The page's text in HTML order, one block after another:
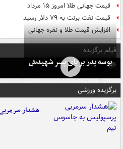
قیمت جهانی طلا امروز ۱۵ مرداد
قیمت نفت برنت به ۷۹ دلار رسید
افزایش قیمت طلا و نقره جهانی
فیلم برگزیده
بوسه‌ پدر بر پای پسر شهیدش
برگزیده ورزشی
هشدار